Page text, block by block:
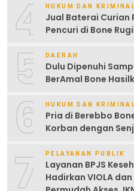
4 HUKUM DAN
Jual Baterai Curian
Pencuri di Bone
5 DAERAH
Dulu Dipenuhi
BerAmal Bone
6 HUKUM DAN
Pria di Berebbo
Korban dengan
7 PELAYANAN PUBLIK
Layanan BPJS
Hadirkan VIOLA